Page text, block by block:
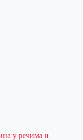
у речима и